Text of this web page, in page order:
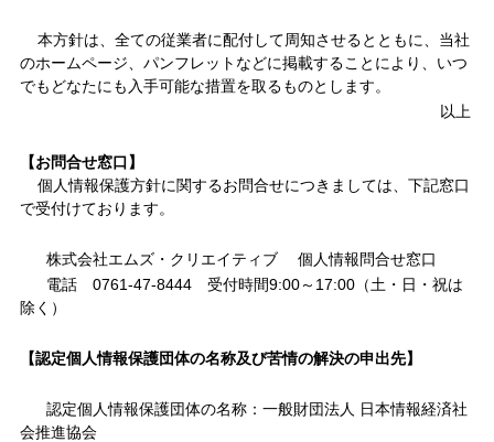
本方針は、全ての従業者に配付して周知させるとともに、当社
のホームページ、パンフレットなどに掲載することにより、いつ
でもどなたにも入手可能な措置を取るものとします。
以上
【お問合せ窓口】
個人情報保護方針に関するお問合せにつきましては、下記窓口
で受付けております。
株式会社エムズ・クリエイティブ 個人情報問合せ窓口
電話 0761-47-8444 受付時間9:00～17:00（土・日・祝は
除く）
【認定個人情報保護団体の名称及び苦情の解決の申出先】
認定個人情報保護団体の名称：一般財団法人 日本情報経済社
会推進協会